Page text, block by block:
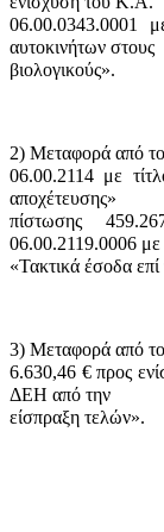
06.00.0343.0001
αυτοκινήτων στους
βιολογικούς».
2) Μεταφορά από
06.00.2114 με
αποχέτευσης»
πίστωσης
06.00.2119.0006 με
«Τακτικά έσοδα
3) Μεταφορά από
6.630,46 € προς
ΔΕΗ από την
είσπραξη τελών».